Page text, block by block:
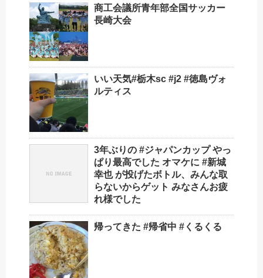
商工会議所青年部全国サッカー
長崎大会
いい天気️#栃木sc #j2 #徳島ヴォ
ルティス
3年ぶりの #ジャパンカップ やっ
ぱり最高でした オマケに #新城
幸也 が投げたボトル、みんな取
らないからゲット みなさんお疲
れ様でした
帰ってきた #帰省中 #くるくる